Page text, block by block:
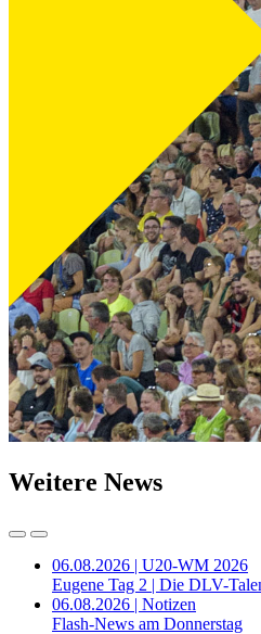
Weitere News
06.08.2026 | U20-WM 2026
Eugene Tag 2 | Die DLV-
06.08.2026 | Notizen
Flash-News am Donnerstag